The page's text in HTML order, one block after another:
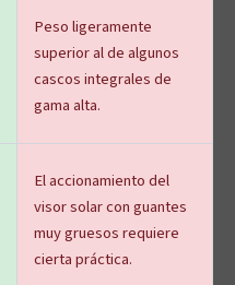
Peso ligeramente
superior al de algunos
cascos integrales de
gama alta.
El accionamiento del
visor solar con guantes
muy gruesos requiere
cierta práctica.